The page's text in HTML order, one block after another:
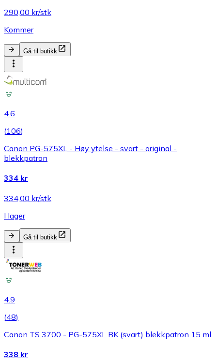
290,00 kr/stk
Kommer
Gå til butikk
4.6
(106)
Canon PG-575XL - Høy ytelse - svart - original -
blekkpatron
334 kr
334,00 kr/stk
I lager
Gå til butikk
4.9
(48)
Canon TS 3700 - PG-575XL BK (svart) blekkpatron 15 ml
338 kr